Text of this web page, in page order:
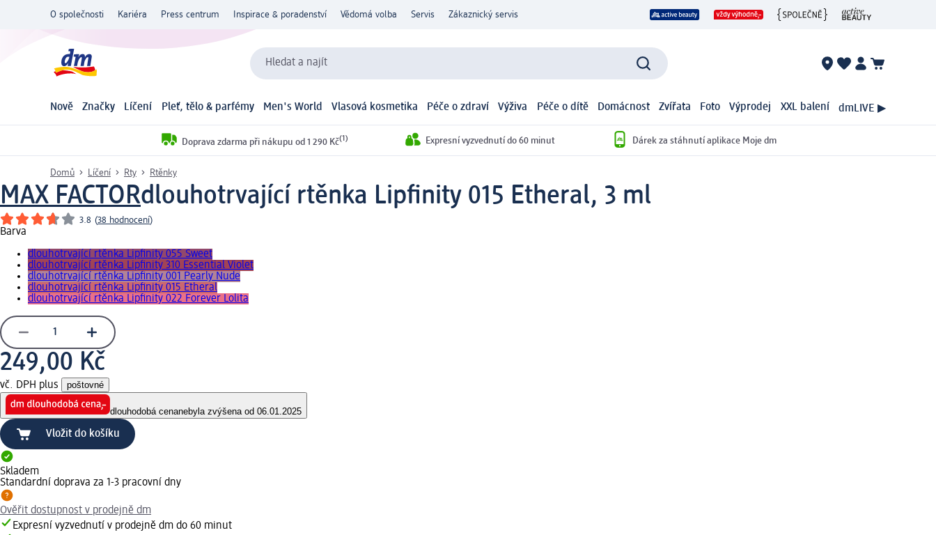
O společnosti Kariéra Press centrum Inspirace & poradenství Vědomá volba Servis Zákaznický servis
Hledat a najít
Nově Značky Líčení Pleť, tělo & parfémy Men's World Vlasová kosmetika Péče o zdraví Výživa Péče o dítě Domácnost Zvířata Foto Výprodej XXL balení dmLIVE ▶
Doprava zdarma při nákupu od 1 290 Kč(1) Expresní vyzvednutí do 60 minut Dárek za stáhnutí aplikace Moje dm
Domů Líčení Rty Rtěnky
MAX FACTORdlouhotrvající rtěnka Lipfinity 015 Etheral, 3 ml
3.8 (38 hodnocení)
Barva
dlouhotrvající rtěnka Lipfinity 055 Sweet
dlouhotrvající rtěnka Lipfinity 310 Essential Violet
dlouhotrvající rtěnka Lipfinity 001 Pearly Nude
dlouhotrvající rtěnka Lipfinity 015 Etheral
dlouhotrvající rtěnka Lipfinity 022 Forever Lolita
249,00 Kč
vč. DPH plus poštovné
dlouhodobá cenanebyla zvýšena od 06.01.2025
Vložit do košíku
Skladem
Standardní doprava za 1-3 pracovní dny
Ověřit dostupnost v prodejně dm
Expresní vyzvednutí v prodejně dm do 60 minut